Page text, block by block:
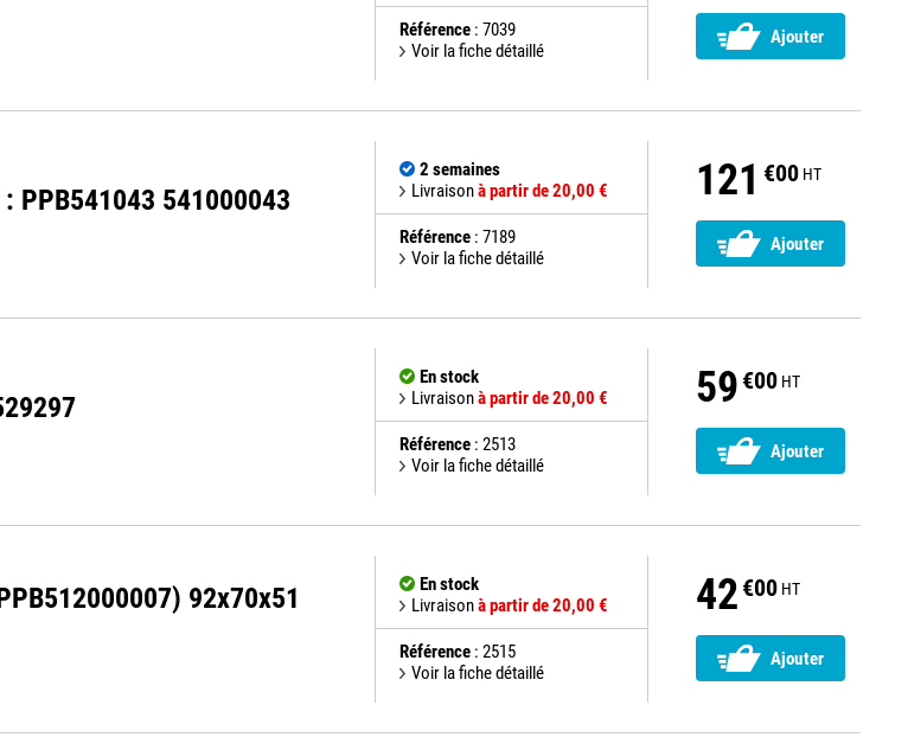
Référence : 7039
Voir la fiche détaillé
Ajouter
PPB541043 541000043
2 semaines
Livraisonà partir de 20,00 €
Référence : 7189
Voir la fiche détaillé
121 €00 HT
Ajouter
En stock
Livraisonà partir de 20,00 €
Référence : 2513
Voir la fiche détaillé
59 €00 HT
Ajouter
92x70x51
En stock
Livraisonà partir de 20,00 €
Référence : 2515
Voir la fiche détaillé
42 €00 HT
Ajouter